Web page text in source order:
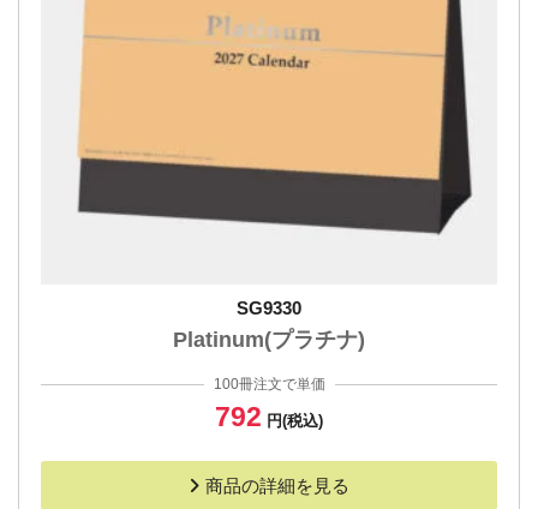
SG9330
Platinum(プラチナ)
100冊注文で単価
792 円(税込)
商品の詳細を見る